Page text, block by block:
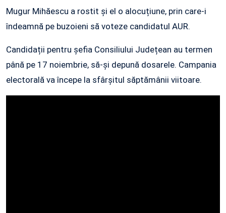
Mugur Mihăescu a rostit și el o alocuțiune, prin care-i
îndeamnă pe buzoieni să voteze candidatul AUR.
Candidații pentru șefia Consiliului Județean au termen
până pe 17 noiembrie, să-și depună dosarele. Campania
electorală va începe la sfârșitul săptămânii viitoare.